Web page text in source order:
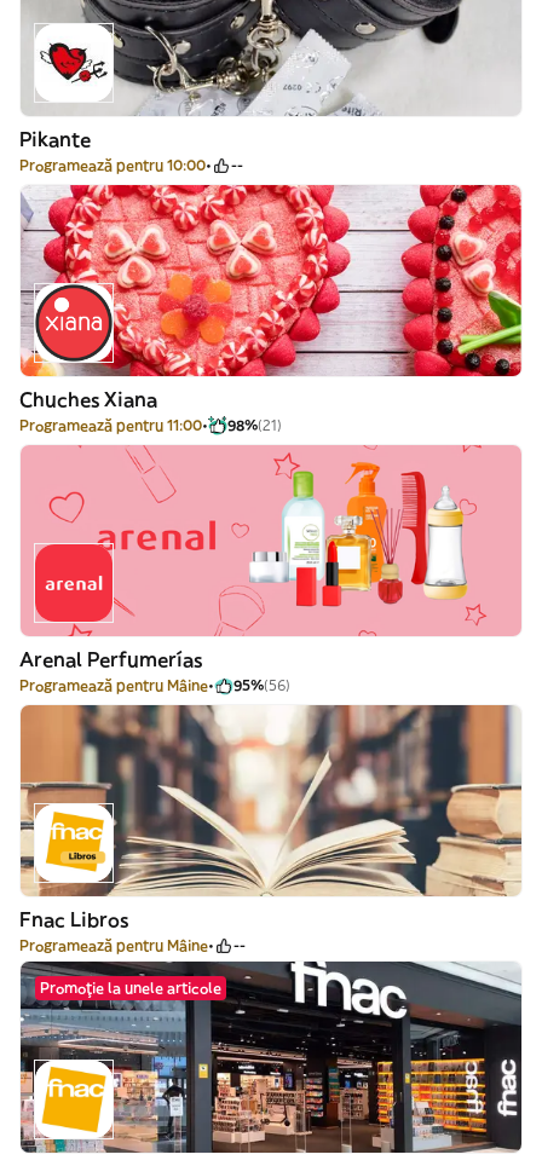
Pikante
Programează pentru 10:00 --
Chuches Xiana
Programează pentru 11:00 98%(21)
Arenal Perfumerías
Programează pentru Mâine 95%(56)
Fnac Libros
Programează pentru Mâine --
Promoție la unele articole